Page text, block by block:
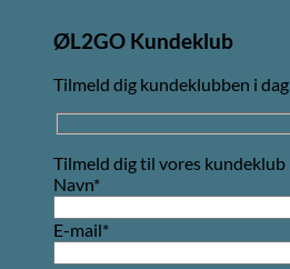
ØL2GO Kundeklub
Tilmeld dig kundeklubben i dag
Tilmeld dig til vores kundeklub
Navn*
E-mail*